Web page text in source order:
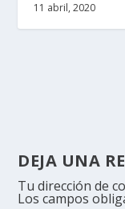
11 abril, 2020
DEJA UNA
Tu dirección de
Los campos